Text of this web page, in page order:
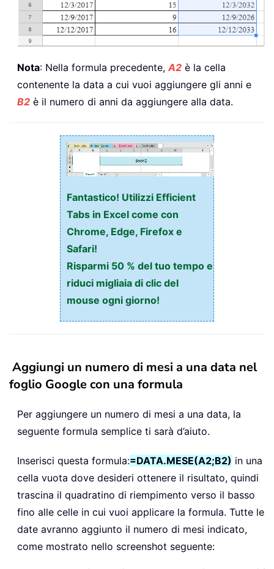
Nota: Nella formula precedente, A2 è la cella
contenente la data a cui vuoi aggiungere gli anni e
B2 è il numero di anni da aggiungere alla data.
Fantastico! Utilizzi Efficient
Tabs in Excel come con
Chrome, Edge, Firefox e
Safari!
Risparmi 50 % del tuo tempo e
riduci migliaia di clic del
mouse ogni giorno!
Aggiungi un numero di mesi a una data nel
foglio Google con una formula
Per aggiungere un numero di mesi a una data, la
seguente formula semplice ti sarà d’aiuto.
Inserisci questa formula:=DATA.MESE(A2;B2) in una
cella vuota dove desideri ottenere il risultato, quindi
trascina il quadratino di riempimento verso il basso
fino alle celle in cui vuoi applicare la formula. Tutte le
date avranno aggiunto il numero di mesi indicato,
come mostrato nello screenshot seguente: